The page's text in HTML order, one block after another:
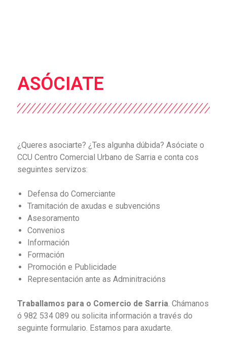
ASÓCIATE
¿Queres asociarte? ¿Tes algunha dúbida? Asóciate o
CCU Centro Comercial Urbano de Sarria e conta cos
seguintes servizos:
Defensa do Comerciante
Tramitación de axudas e subvencións
Asesoramento
Convenios
Información
Formación
Promoción e Publicidade
Representación ante as Adminitracións
Traballamos para o Comercio de Sarria. Chámanos
ó 982 534 089 ou solicita información a través do
seguinte formulario. Estamos para axudarte.